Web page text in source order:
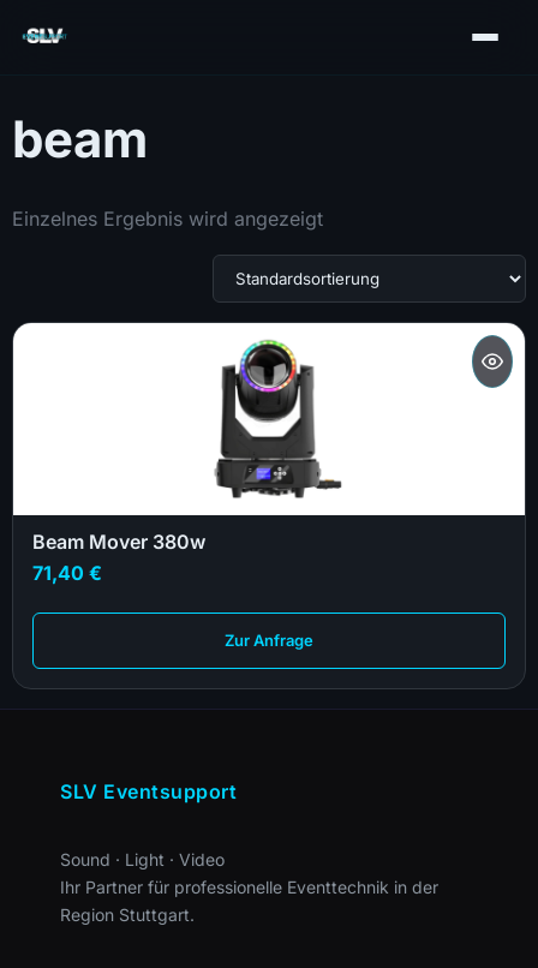
beam
Einzelnes Ergebnis wird angezeigt
Beam Mover 380w
71,40 €
Zur Anfrage
SLV Eventsupport
Sound · Light · Video
Ihr Partner für professionelle Eventtechnik in der
Region Stuttgart.